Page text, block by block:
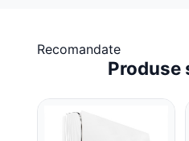
Recomandate
Produse